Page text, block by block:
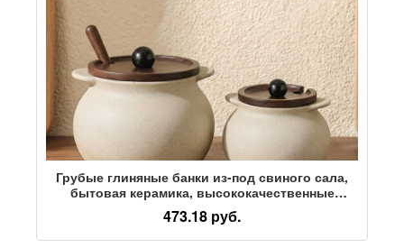
Грубые глиняные банки из-под свиного сала,
бытовая керамика, высококачественные
кухонные специальные банки из-под масла
чили большой емкости, банки из-под масла,
банки из-под мясного масла, консервные банки
473.18 руб.